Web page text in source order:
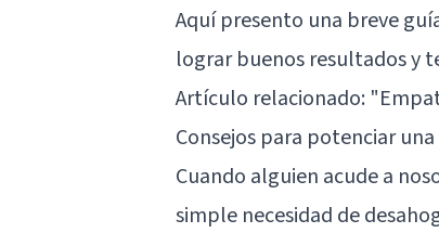
Aquí presento una breve
lograr buenos resultados y
Artículo relacionado:
Consejos para potenciar
Cuando alguien acude a
simple necesidad de